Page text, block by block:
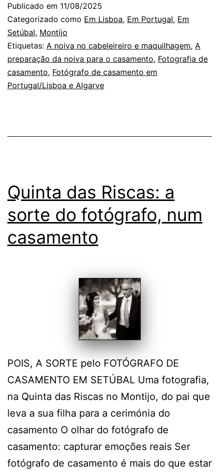
Afectos
e
Momentos
Inesperados
Publicado em 11/08/2025
Categorizado como Em Lisboa, Em Portugal, Em
Setúbal, Montijo
Etiquetas: A noiva no cabeleireiro e maquilhagem, A
preparação da noiva para o casamento, Fotografia de
casamento, Fotógrafo de casamento em
Portugal/Lisboa e Algarve
Quinta das Riscas: a
sorte do fotógrafo, num
casamento
POIS, A SORTE pelo FOTÓGRAFO DE
CASAMENTO EM SETÚBAL Uma fotografia,
na Quinta das Riscas no Montijo, do pai que
leva a sua filha para a cerimónia do
casamento O olhar do fotógrafo de
casamento: capturar emoções reais Ser
fotógrafo de casamento é mais do que estar